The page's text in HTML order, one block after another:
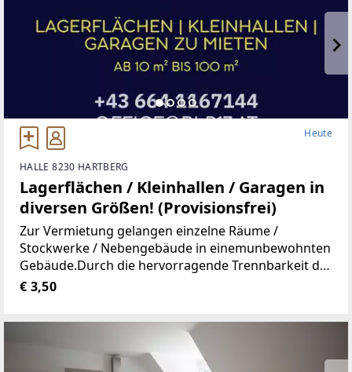
Heute
HALLE 8230 HARTBERG
Lagerflächen / Kleinhallen / Garagen in
diversen Größen! (Provisionsfrei)
Zur Vermietung gelangen einzelne Räume /
Stockwerke / Nebengebäude in einemunbewohnten
Gebäude.Durch die hervorragende Trennbarkeit der
Räumlichkeiten, stehen Ihnen Größen vonca. 10 m²
€ 3,50